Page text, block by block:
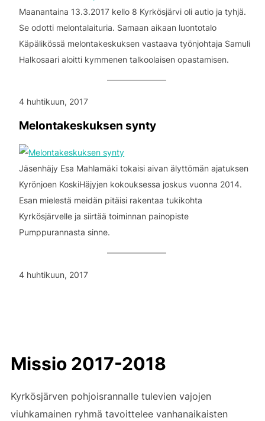
Maanantaina 13.3.2017 kello 8 Kyrkösjärvi oli autio ja tyhjä.
Se odotti melontalaituria. Samaan aikaan luontotalo
Käpälikössä melontakeskuksen vastaava työnjohtaja Samuli
Halkosaari aloitti kymmenen talkoolaisen opastamisen.
4 huhtikuun, 2017
Melontakeskuksen synty
Jäsenhäjy Esa Mahlamäki tokaisi aivan älyttömän ajatuksen
Kyrönjoen KoskiHäjyjen kokouksessa joskus vuonna 2014.
Esan mielestä meidän pitäisi rakentaa tukikohta
Kyrkösjärvelle ja siirtää toiminnan painopiste
Pumppurannasta sinne.
4 huhtikuun, 2017
Missio 2017-2018
Kyrkösjärven pohjoisrannalle tulevien vajojen
viuhkamainen ryhmä tavoittelee vanhanaikaisten